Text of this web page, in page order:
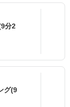
分2
グ(9